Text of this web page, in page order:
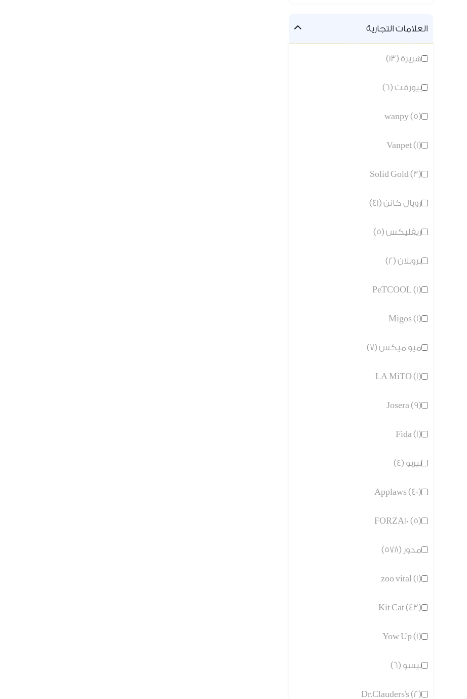
العلامات التجارية
هريرة (13)
بيورفت (6)
wanpy (5)
Vanpet (1)
Solid Gold (3)
رويال كانن (41)
ريفليكس (5)
بروبلان (2)
PeTCOOL (1)
Migos (1)
ميو ميكس (7)
LA MiTO (1)
Josera (9)
Fida (1)
بيربو (4)
Applaws (40)
FORZA10 (5)
مدور (578)
zoo vital (1)
Kit Cat (43)
Yow Up (1)
بيسو (6)
Dr.Clauders's (2)